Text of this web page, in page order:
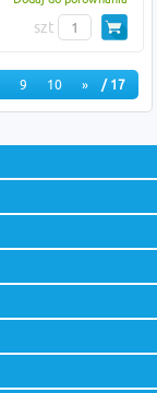
szt
9 10 » / 17